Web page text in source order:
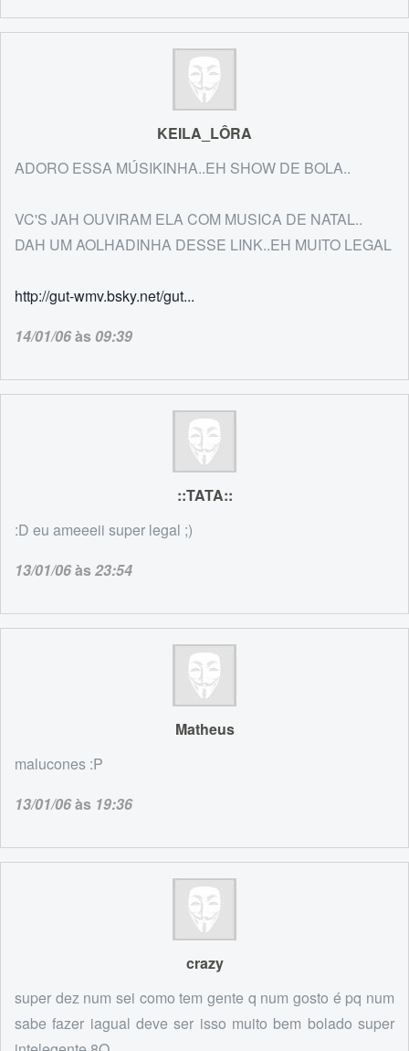
KEILA_LÔRA
ADORO ESSA MÚSIKINHA..EH SHOW DE BOLA..
VC'S JAH OUVIRAM ELA COM MUSICA DE NATAL..
DAH UM AOLHADINHA DESSE LINK..EH MUITO LEGAL
http://gut-wmv.bsky.net/gut...
14/01/06às09:39
::TATA::
:D eu ameeeii super legal ;)
13/01/06às23:54
Matheus
malucones :P
13/01/06às 19:36
crazy
super dez num sei como tem gente q num gosto é pq num
sabe fazer iagual deve ser isso muito bem bolado super